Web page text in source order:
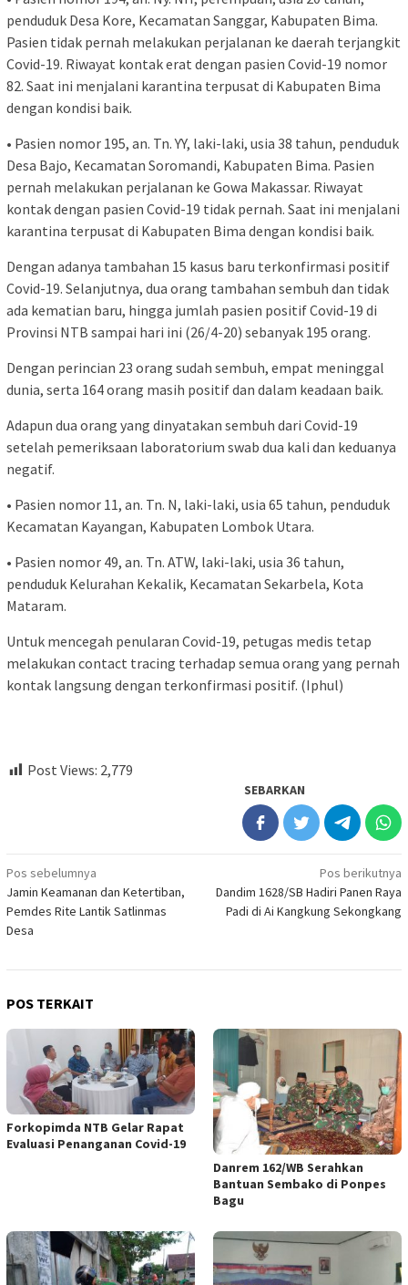
penduduk Desa Kore, Kecamatan Sanggar, Kabupaten Bima.
Pasien tidak pernah melakukan perjalanan ke daerah terjangkit
Covid-19. Riwayat kontak erat dengan pasien Covid-19 nomor
82. Saat ini menjalani karantina terpusat di Kabupaten Bima
dengan kondisi baik.
• Pasien nomor 195, an. Tn. YY, laki-laki, usia 38 tahun, penduduk
Desa Bajo, Kecamatan Soromandi, Kabupaten Bima. Pasien
pernah melakukan perjalanan ke Gowa Makassar. Riwayat
kontak dengan pasien Covid-19 tidak pernah. Saat ini menjalani
karantina terpusat di Kabupaten Bima dengan kondisi baik.
Dengan adanya tambahan 15 kasus baru terkonfirmasi positif
Covid-19. Selanjutnya, dua orang tambahan sembuh dan tidak
ada kematian baru, hingga jumlah pasien positif Covid-19 di
Provinsi NTB sampai hari ini (26/4-20) sebanyak 195 orang.
Dengan perincian 23 orang sudah sembuh, empat meninggal
dunia, serta 164 orang masih positif dan dalam keadaan baik.
Adapun dua orang yang dinyatakan sembuh dari Covid-19
setelah pemeriksaan laboratorium swab dua kali dan keduanya
negatif.
• Pasien nomor 11, an. Tn. N, laki-laki, usia 65 tahun, penduduk
Kecamatan Kayangan, Kabupaten Lombok Utara.
• Pasien nomor 49, an. Tn. ATW, laki-laki, usia 36 tahun,
penduduk Kelurahan Kekalik, Kecamatan Sekarbela, Kota
Mataram.
Untuk mencegah penularan Covid-19, petugas medis tetap
melakukan contact tracing terhadap semua orang yang pernah
kontak langsung dengan terkonfirmasi positif. (Iphul)
Post Views: 2,779
SEBARKAN
Navigasi
pos
Pos sebelumnya
Jamin Keamanan dan Ketertiban,
Pemdes Rite Lantik Satlinmas
Desa
Pos berikutnya
Dandim 1628/SB Hadiri Panen Raya
Padi di Ai Kangkung Sekongkang
POS TERKAIT
Forkopimda NTB Gelar Rapat
Evaluasi Penanganan Covid-19
Danrem 162/WB Serahkan
Bantuan Sembako di Ponpes
Bagu